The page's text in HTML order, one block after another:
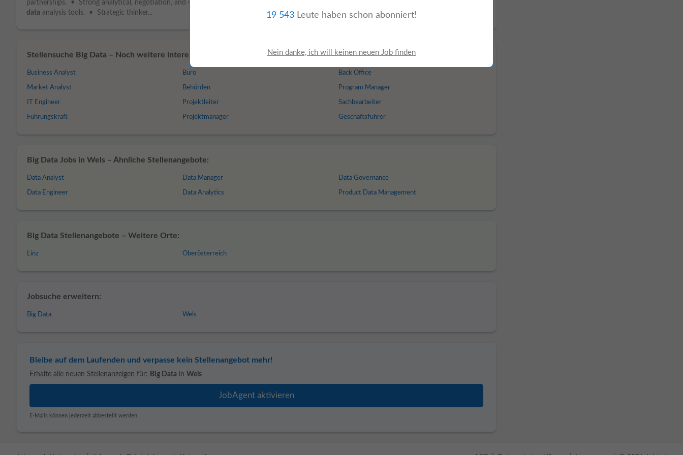
partnerships. • Strong analytical, negotiation, and communication skills. • Experience with ERP and
data analysis tools. • Strategic thinker...
Stellensuche Big Data – Noch weitere interessante Jobs in Wels:
Business Analyst
Market Analyst
IT Engineer
Führungskraft
Büro
Behörden
Projektleiter
Projektmanager
Back Office
Program Manager
Sachbearbeiter
Geschäftsführer
Big Data Jobs in Wels – Ähnliche Stellenangebote:
Data Analyst
Data Engineer
Data Manager
Data Analytics
Data Governance
Product Data Management
Big Data Stellenangebote – Weitere Orte:
Linz Oberösterreich
Jobsuche erweitern:
Big Data Wels
Bleibe auf dem Laufenden und verpasse kein Stellenangebot mehr!
Erhalte alle neuen Stellenanzeigen für: Big Data in Wels
E-Mails können jederzeit abbestellt werden.
19 543 Leute haben schon abonniert!